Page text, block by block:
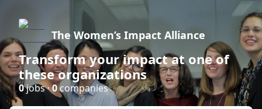
The Women’s Impact Alliance
Transform your impact at one of
these organizations
0jobs ·0companies